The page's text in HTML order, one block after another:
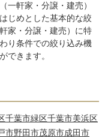
一軒家・分譲・建売）
じめとした基本的な絞
家・分譲・建売）に特
り条件での絞り込み機
できます。
千葉市緑区千葉市美浜区
市野田市茂原市成田市